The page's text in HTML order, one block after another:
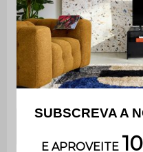
Peso máximo
suportado
Montagem